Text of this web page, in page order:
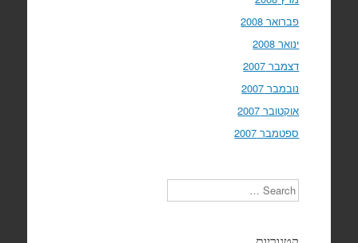
פברואר 2008
ינואר 2008
דצמבר 2007
נובמבר 2007
אוקטובר 2007
ספטמבר 2007
Search